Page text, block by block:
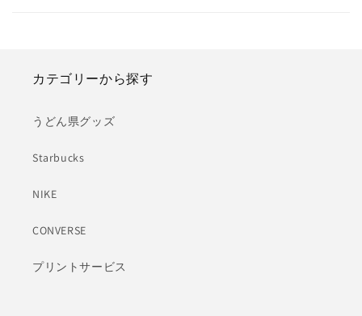
カテゴリーから探す
うどん県グッズ
Starbucks
NIKE
CONVERSE
プリントサービス